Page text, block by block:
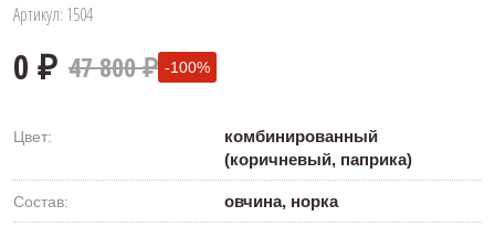
Артикул: 1504
47 800 ₽ -100%
Цвет:
комбинированный
(коричневый, паприка)
Состав: овчина, норка